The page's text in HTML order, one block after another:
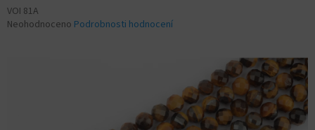
VOI 81A
Průměrné
Neohodnoceno Podrobnosti hodnocení